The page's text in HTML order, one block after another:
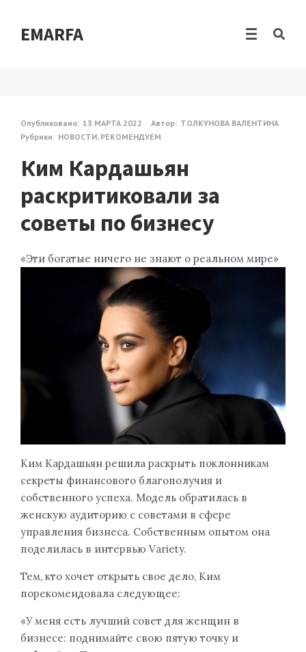
EMARFA
Опубликовано: 13 МАРТА 2022 Автор: ТОЛКУНОВА ВАЛЕНТИНА
Рубрики: НОВОСТИ, РЕКОМЕНДУЕМ
Ким Кардашьян
раскритиковали за
советы по бизнесу
«Эти богатые ничего не знают о реальном мире»
Ким Кардашьян решила раскрыть поклонникам
секреты финансового благополучия и
собственного успеха. Модель обратилась в
женскую аудиторию с советами в сфере
управления бизнеса. Собственным опытом она
поделилась в интервью Variety.
Тем, кто хочет открыть свое дело, Ким
порекомендовала следующее:
«У меня есть лучший совет для женщин в
бизнесе: поднимайте свою пятую точку и